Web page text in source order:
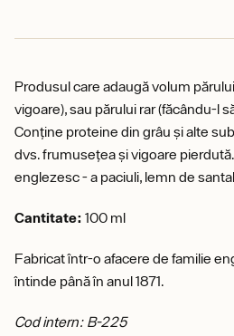
Produsul care adaugă volum
vigoare), sau părului rar (făcându-l
Conține proteine din grâu și alte
dvs. frumusețea și vigoare
englezesc - a paciuli, lemn de
Cantitate: 100 ml
Fabricat într-o afacere de familie
întinde până în anul 1871.
Cod intern: B-225